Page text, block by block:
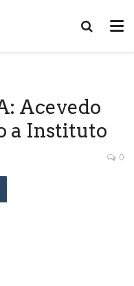
Acevedo
a Instituto
0